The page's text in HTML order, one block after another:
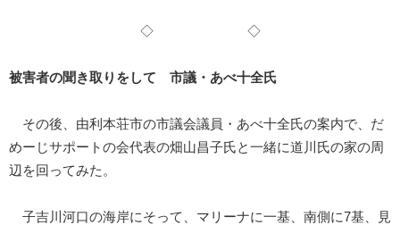
◇ ◇
被害者の聞き取りをして 市議・あべ十全氏
その後、由利本荘市の市議会議員・あべ十全氏の案内で、だ
めーじサポートの会代表の畑山昌子氏と一緒に道川氏の家の周
辺を回ってみた。
子吉川河口の海岸にそって、マリーナに一基、南側に7基、見